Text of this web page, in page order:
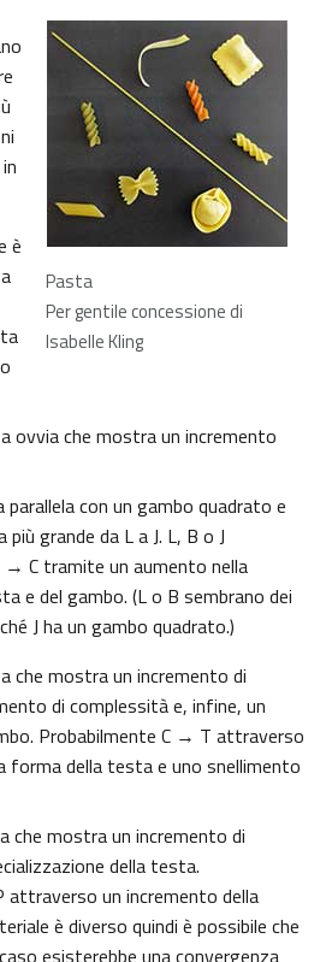
Pasta
Per gentile concessione di
Isabelle Kling
è
ovvia che mostra un incremento
con un gambo quadrato e
grande da L a J. L, B o J
C tramite un aumento nella
e del gambo. (L o B sembrano dei
J ha un gambo quadrato.)
che mostra un incremento di
di complessità e, infine, un
Probabilmente C → T attraverso
forma della testa e uno snellimento
che mostra un incremento di
della testa.
un incremento della
è diverso quindi è possibile che
esisterebbe una convergenza